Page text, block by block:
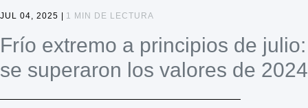
JUL 04, 2025 | 1 MIN DE LECTURA
Frío extremo a principios de julio:
se superaron los valores de 2024